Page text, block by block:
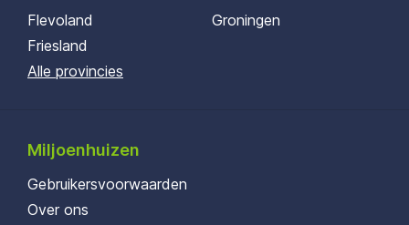
Flevoland
Friesland
Groningen
Alle provincies
Miljoenhuizen
Gebruikersvoorwaarden
Over ons